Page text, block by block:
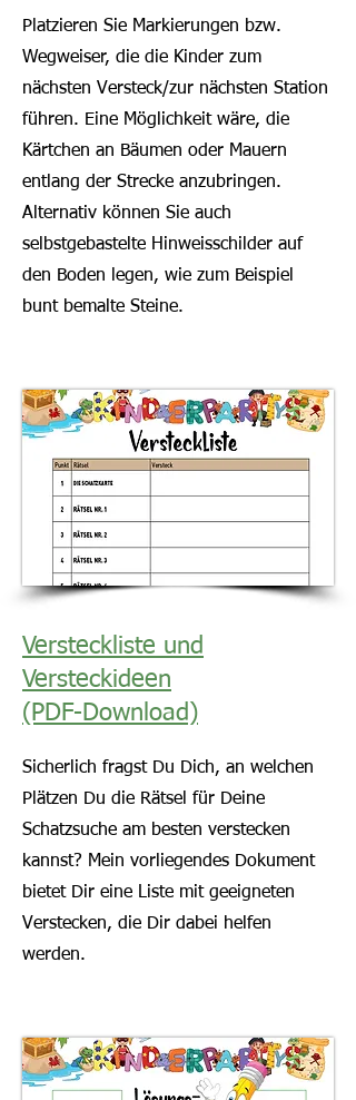
Platzieren Sie Markierungen bzw.
Wegweiser, die die Kinder zum
nächsten Versteck/zur nächsten Station
führen. Eine Möglichkeit wäre, die
Kärtchen an Bäumen oder Mauern
entlang der Strecke anzubringen.
Alternativ können Sie auch
selbstgebastelte Hinweisschilder auf
den Boden legen, wie zum Beispiel
bunt bemalte Steine.
Versteckliste und
Versteckideen
(PDF-Download)
Sicherlich fragst Du Dich, an welchen
Plätzen Du die Rätsel für Deine
Schatzsuche am besten verstecken
kannst? Mein vorliegendes Dokument
bietet Dir eine Liste mit geeigneten
Verstecken, die Dir dabei helfen
werden.